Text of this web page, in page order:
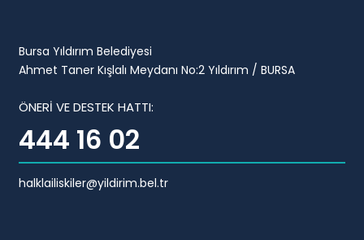
Bursa Yıldırım Belediyesi
Ahmet Taner Kışlalı Meydanı No:2 Yıldırım / BURSA
ÖNERİ VE DESTEK HATTI:
444 16 02
halklailiskiler@yildirim.bel.tr